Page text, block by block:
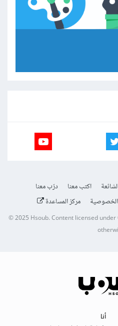
اكتب معنا
درّب معنا
مركز المساعدة
© 2025Hsoub.Content licensed